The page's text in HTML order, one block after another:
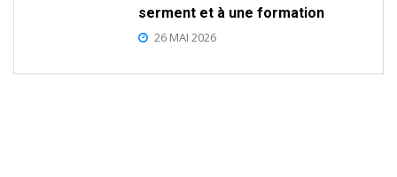
serment et à une formation
26 MAI 2026